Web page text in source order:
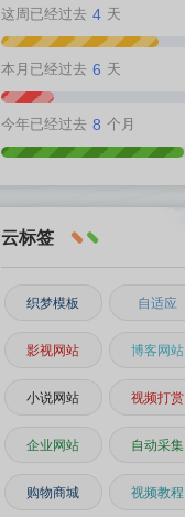
这周已经过去 4 天
本月已经过去 6 天
今年已经过去 8 个月
云标签
织梦模板 自适应
影视网站 博客网站
小说网站 视频打赏
企业网站 自动采集
购物商城 视频教程